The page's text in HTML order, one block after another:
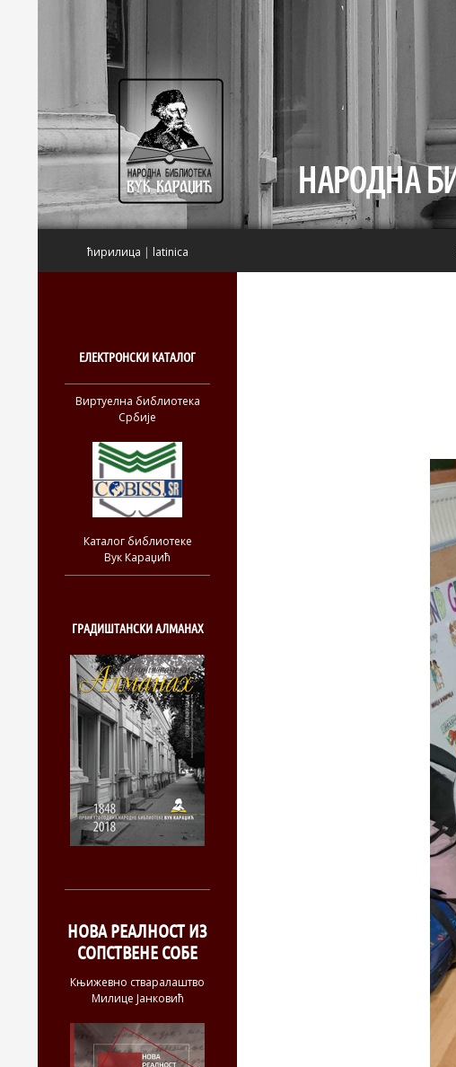
ћирилица | latinica
ЕЛЕКТРОНСКИ КАТАЛОГ
Виртуелна библиотека
Србије
Каталог библиотеке
Вук Караџић
ГРАДИШТАНСКИ АЛМАНАХ
НОВА РЕАЛНОСТ ИЗ
СОПСТВЕНЕ СОБЕ
Књижевно стваралаштво
Милице Јанковић